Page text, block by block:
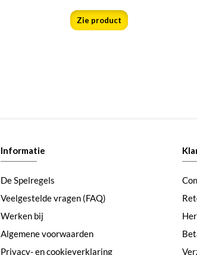
Zie product
Informatie
De Spelregels
Veelgestelde vragen (FAQ)
Werken bij
Algemene voorwaarden
Privacy- en cookieverklaring